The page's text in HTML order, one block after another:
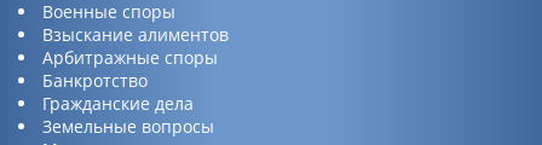
Военные споры
Взыскание алиментов
Арбитражные споры
Банкротство
Гражданские дела
Земельные вопросы